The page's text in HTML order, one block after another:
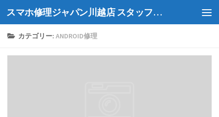
Skip to content スマホ修理ジャパン川越店 スタッフブログ
カテゴリー: ANDROID修理